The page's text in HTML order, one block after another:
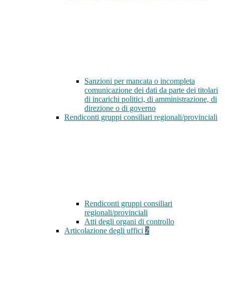
Sanzioni per mancata o incompleta
comunicazione dei dati da parte dei titolari
di incarichi politici, di amministrazione, di
direzione o di governo
Rendiconti gruppi consiliari regionali/provinciali
Rendiconti gruppi consiliari
regionali/provinciali
Atti degli organi di controllo
Articolazione degli uffici 2